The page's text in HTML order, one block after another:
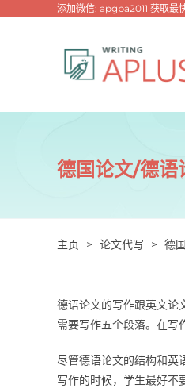
添加微信: apgpa2011 获取最
德国论文/德语
主页 > 论文代写 > 德
德语论文的写作跟英文论
需要写作五个段落。在写
尽管德语论文的结构和英
写作的时候，学生最好不